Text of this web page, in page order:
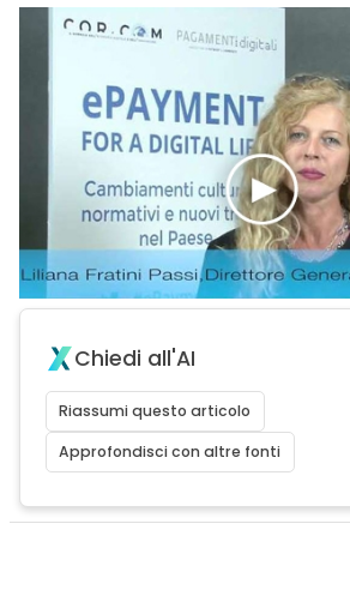
Chiedi all'AI
Riassumi questo articolo
Approfondisci con altre fonti